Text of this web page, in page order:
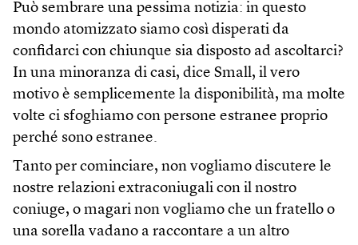
Può sembrare una pessima notizia: in questo
mondo atomizzato siamo così disperati da
confidarci con chiunque sia disposto ad ascoltarci?
In una minoranza di casi, dice Small, il vero
motivo è semplicemente la disponibilità, ma molte
volte ci sfoghiamo con persone estranee proprio
perché sono estranee.
Tanto per cominciare, non vogliamo discutere le
nostre relazioni extraconiugali con il nostro
coniuge, o magari non vogliamo che un fratello o
una sorella vadano a raccontare a un altro